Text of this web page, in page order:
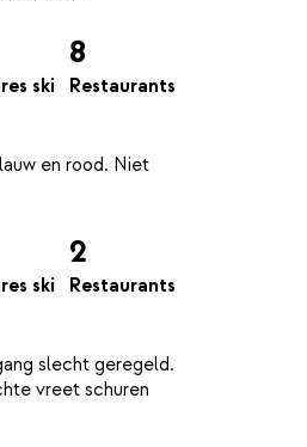
ski
8
Restaurants
en rood. Niet
ski
2
Restaurants
slecht geregeld.
vreet schuren